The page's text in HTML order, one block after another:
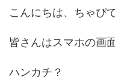
こんにちは、ちゃぴで
皆さんはスマホの画
ハンカチ？